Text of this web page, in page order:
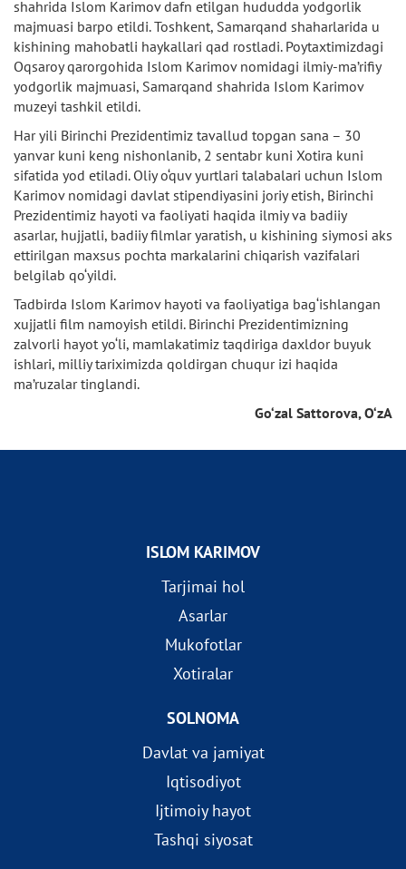
shahrida Islom Karimov dafn etilgan hududda yodgorlik
majmuasi barpo etildi. Toshkent, Samarqand shaharlarida u
kishining mahobatli haykallari qad rostladi. Poytaxtimizdagi
Oqsaroy qarorgohida Islom Karimov nomidagi ilmiy-ma’rifiy
yodgorlik majmuasi, Samarqand shahrida Islom Karimov
muzeyi tashkil etildi.
Har yili Birinchi Prezidentimiz tavallud topgan sana – 30
yanvar kuni keng nishonlanib, 2 sentabr kuni Xotira kuni
sifatida yod etiladi. Oliy o‘quv yurtlari talabalari uchun Islom
Karimov nomidagi davlat stipendiyasini joriy etish, Birinchi
Prezidentimiz hayoti va faoliyati haqida ilmiy va badiiy
asarlar, hujjatli, badiiy filmlar yaratish, u kishining siymosi aks
ettirilgan maxsus pochta markalarini chiqarish vazifalari
belgilab qo‘yildi.
Tadbirda Islom Karimov hayoti va faoliyatiga bag‘ishlangan
xujjatli film namoyish etildi. Birinchi Prezidentimizning
zalvorli hayot yo‘li, mamlakatimiz taqdiriga daxldor buyuk
ishlari, milliy tariximizda qoldirgan chuqur izi haqida
ma’ruzalar tinglandi.
Go‘zal Sattorova, O‘zA
ISLOM KARIMOV
Tarjimai hol
Asarlar
Mukofotlar
Xotiralar
SOLNOMA
Davlat va jamiyat
Iqtisodiyot
Ijtimoiy hayot
Tashqi siyosat